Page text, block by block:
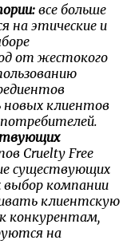
все больше
на этические и
от жестокого
новых клиентов
потребителей.
Cruelty Free
существующих
компании
клиентскую
конкурентам,
на